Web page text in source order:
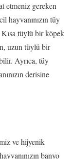
etmeniz gereken
hayvanınızın tüy
tüylü bir köpek
uzun tüylü bir
Ayrıca, tüy
derisine
ve hijyenik
banyo